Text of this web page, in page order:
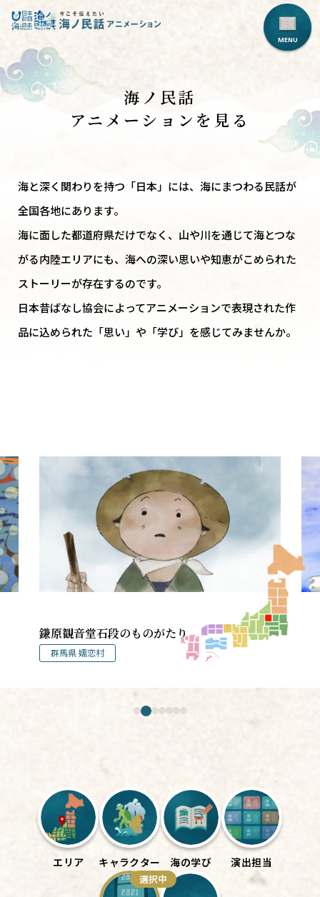
海ノ民話
アニメーションを見る
海と深く関わりを持つ「日本」には、海にまつわる民話が
全国各地にあります。
海に面した都道府県だけでなく、山や川を通じて海とつな
がる内陸エリアにも、 海への深い思いや知恵がこめられた
ストーリーが存在するのです。
日本昔ばなし協会によってアニメーションで表現された作
品に込められた「思い」や「学び」を感じてみませんか。
鎌原観音堂石段のものがたり
群馬県 嬬恋村
エリア キャラクター 海の学び 演出担当
選択中